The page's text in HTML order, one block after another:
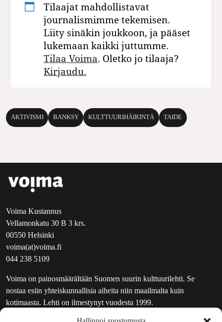
Tilaajat mahdollistavat
journalismimme tekemisen.
Liity sinäkin joukkoon, ja pääset
lukemaan kaikki juttumme.
Tilaa Voima. Oletko jo tilaaja?
Kirjaudu.
AKTIVISMI BANKSY KULTTUURIHÄIRINTÄ TAIDE
Voima Kustannus
Vellamonkatu 30 B 3 krs.
00550 Helsinki
voima(at)voima.fi
044 238 5109
Voima on painosmäärältään Suomen suurin kulttuurilehti. Se
nostaa esiin yhteiskunnallisia aiheita niin maailmalta kuin
kotimaasta. Lehti on ilmestynyt vuodesta 1999.